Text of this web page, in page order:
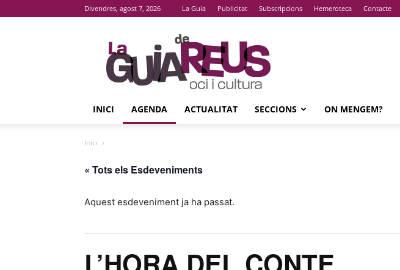
Divendres, agost 7, 2026 La Guia Publicitat Subscripcions Hemeroteca Contacte
La
Guia
De
Reus
INICI AGENDA ACTUALITAT SECCIONS ON MENGEM?
Inici
« Tots els Esdeveniments
Aquest esdeveniment ja ha passat.